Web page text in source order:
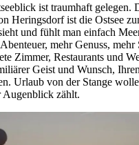
ist traumhaft gelegen.
Heringsdorf ist die Ostsee
und fühlt man einfach
mehr Genuss, mehr
Zimmer, Restaurants und
Geist und Wunsch,
Urlaub von der Stange
zählt.